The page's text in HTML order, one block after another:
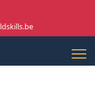
langue